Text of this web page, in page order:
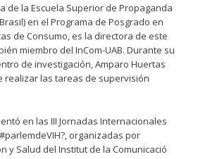
de la Escuela Superior de Propaganda
en el Programa de Posgrado en
de Consumo, es la directora de este
miembro del InCom-UAB. Durante su
de investigación, Amparo Huertas
realizar las tareas de supervisión
en las III Jornadas Internacionales
organizadas por
y Salud del Institut de la Comunicació